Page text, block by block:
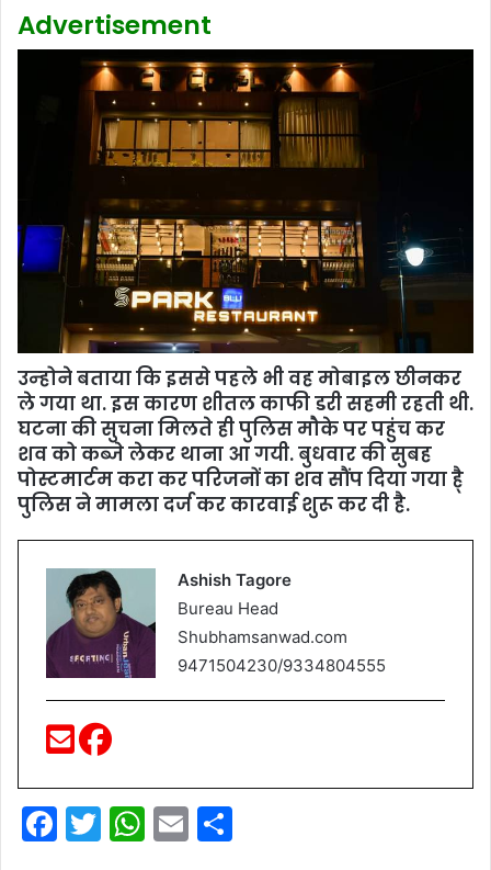
Advertisement
उन्‍होने बताया कि इससे पहले भी वह मोबाइल छीनकर
ले गया था. इस कारण शीतल काफी डरी सहमी रहती थी.
घटना की सुचना मिलते ही पुलिस मौके पर पहुंच कर
शव को कब्जे लेकर थाना आ गयी. बुधवार की सुबह
पोस्टमार्टम करा कर परिजनों का शव सौंप दिया गया है्
पुलिस ने मामला दर्ज कर कारवाई शुरू कर दी है.
Ashish Tagore
Bureau Head
Shubhamsanwad.com
9471504230/9334804555
F
T
W E